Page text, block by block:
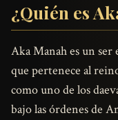
¿Quién es
Aka Manah es un
que pertenece al
como uno de los
bajo las órdenes de